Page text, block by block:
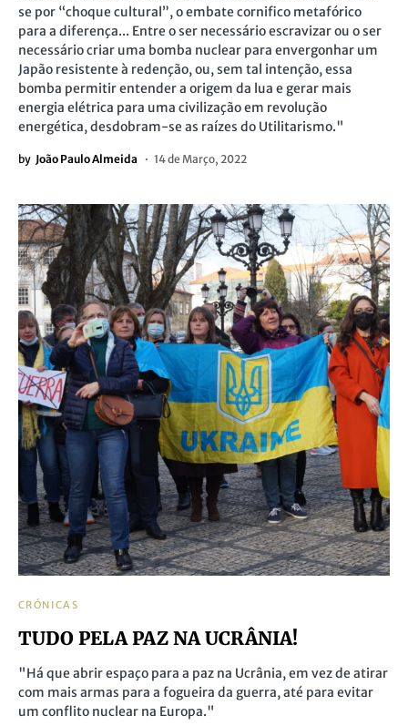
se por “choque cultural”, o embate cornifico metafórico
para a diferença... Entre o ser necessário escravizar ou o ser
necessário criar uma bomba nuclear para envergonhar um
Japão resistente à redenção, ou, sem tal intenção, essa
bomba permitir entender a origem da lua e gerar mais
energia elétrica para uma civilização em revolução
energética, desdobram-se as raízes do Utilitarismo."
by João Paulo Almeida 14 de Março, 2022
CRÓNICAS
TUDO PELA PAZ NA UCRÂNIA!
"Há que abrir espaço para a paz na Ucrânia, em vez de atirar
com mais armas para a fogueira da guerra, até para evitar
um conflito nuclear na Europa."